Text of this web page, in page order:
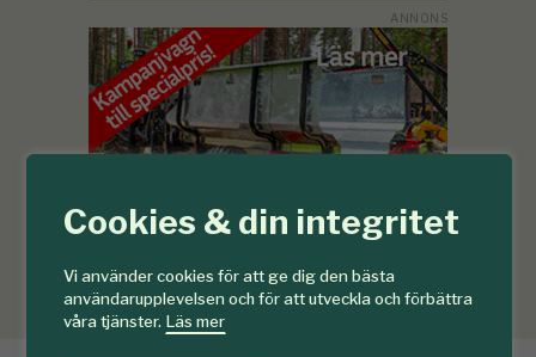
Cookies & din integritet
Vi använder cookies för att ge dig den bästa
användarupplevelsen och för att utveckla och förbättra
våra tjänster. Läs mer